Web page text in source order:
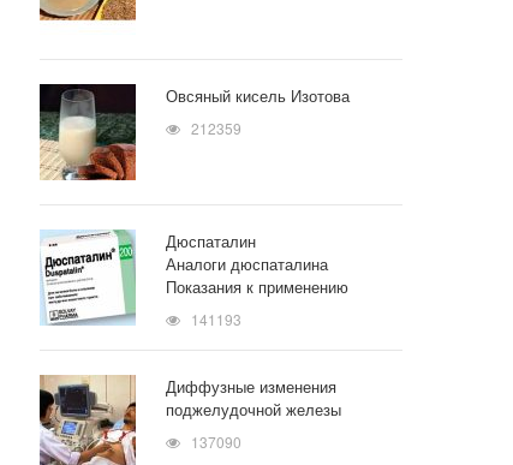
Овсяный кисель Изотова
212359
Дюспаталин
Аналоги дюспаталина
Показания к применению
141193
Диффузные изменения
поджелудочной железы
137090